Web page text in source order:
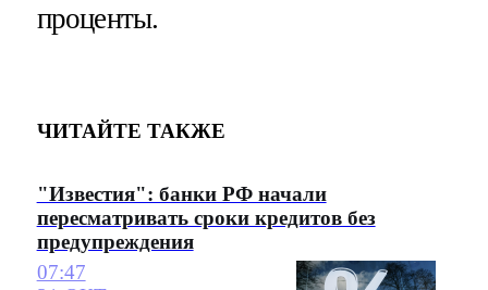
проценты.
ЧИТАЙТЕ ТАКЖЕ
"Известия": банки РФ начали
пересматривать сроки кредитов без
предупреждения
07:47